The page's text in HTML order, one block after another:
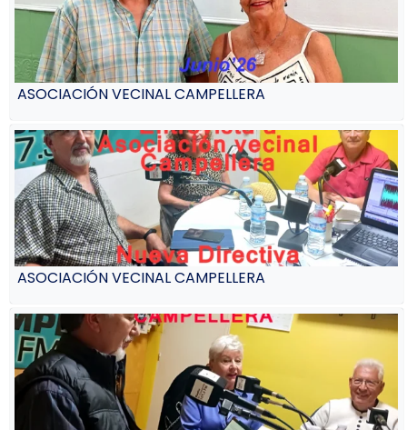
ASOCIACIÓN VECINAL CAMPELLERA
ASOCIACIÓN VECINAL CAMPELLERA